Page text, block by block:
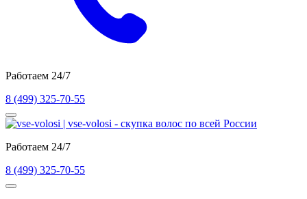
Работаем 24/7
8 (499) 325-70-55
Работаем 24/7
8 (499) 325-70-55